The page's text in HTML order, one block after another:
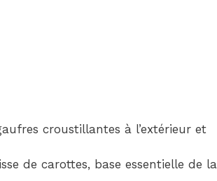
croustillantes à l’extérieur et
de carottes, base essentielle de la